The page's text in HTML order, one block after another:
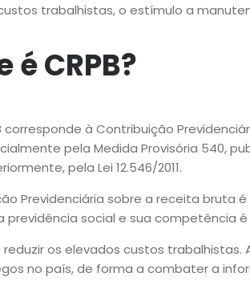
trabalhistas, o estímulo a
é CRPB?
corresponde à Contribuição
pela Medida Provisória 540,
pela Lei 12.546/2011.
Previdenciária sobre a receita bruta
social e sua competência é
os elevados custos
no país, de forma a combater a